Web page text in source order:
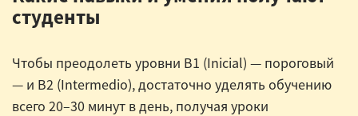
студенты
Чтобы преодолеть уровни B1 (Inicial) — пороговый
— и B2 (Intermedio), достаточно уделять обучению
всего 20–30 минут в день, получая уроки